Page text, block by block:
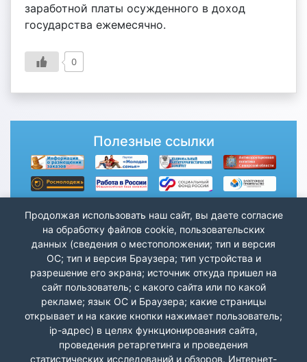
заработной платы осужденного в доход
государства ежемесячно.
0
Полезные ссылки
Продолжая использовать наш сайт, вы даете согласие
на обработку файлов cookie, пользовательских
данных (сведения о местоположении; тип и версия
ОС; тип и версия Браузера; тип устройства и
разрешение его экрана; источник откуда пришел на
сайт пользователь; с какого сайта или по какой
рекламе; язык ОС и Браузера; какие страницы
открывает и на какие кнопки нажимает пользователь;
ip-адрес) в целях функционирования сайта,
проведения ретаргетинга и проведения
статистических исследований и обзоров. Интернет-